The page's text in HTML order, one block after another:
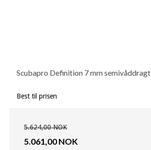
Scubapro Definition 7 mm semivåddragt
Best til prisen
5.624,00 NOK
5.061,00 NOK